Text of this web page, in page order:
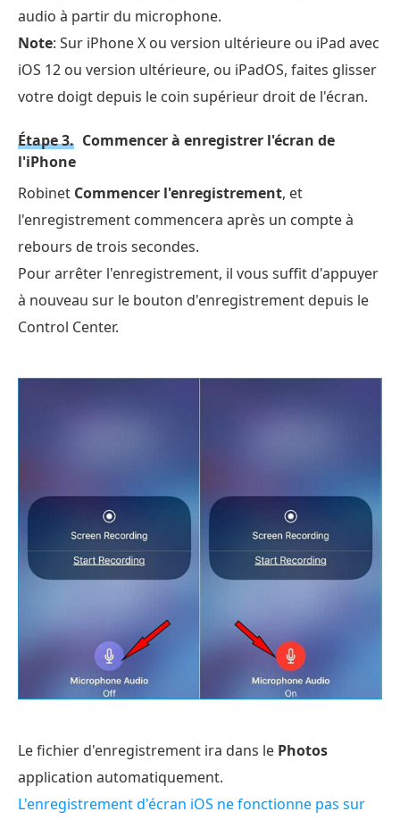
audio à partir du microphone.
Note: Sur iPhone X ou version ultérieure ou iPad avec
iOS 12 ou version ultérieure, ou iPadOS, faites glisser
votre doigt depuis le coin supérieur droit de l'écran.
Étape 3. Commencer à enregistrer l'écran de
l'iPhone
Robinet Commencer l'enregistrement, et
l'enregistrement commencera après un compte à
rebours de trois secondes.
Pour arrêter l'enregistrement, il vous suffit d'appuyer
à nouveau sur le bouton d'enregistrement depuis le
Control Center.
Le fichier d'enregistrement ira dans le Photos
application automatiquement.
L'enregistrement d'écran iOS ne fonctionne pas sur